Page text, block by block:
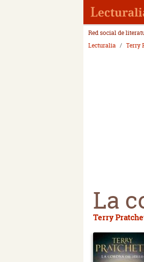
Red social de
Lecturalia
Terry
La
Terry